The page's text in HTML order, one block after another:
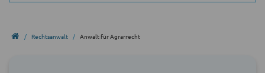
Rechtsanwalt Anwalt für Agrarrecht